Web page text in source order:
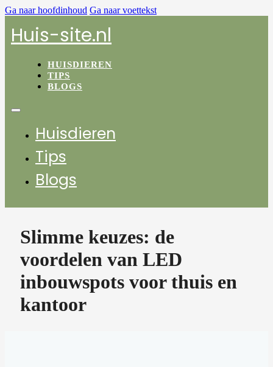
Ga naar hoofdinhoud Ga naar voettekst
Huis-site.nl
HUISDIEREN
TIPS
BLOGS
Huisdieren
Tips
Blogs
Slimme keuzes: de
voordelen van LED
inbouwspots voor thuis en
kantoor